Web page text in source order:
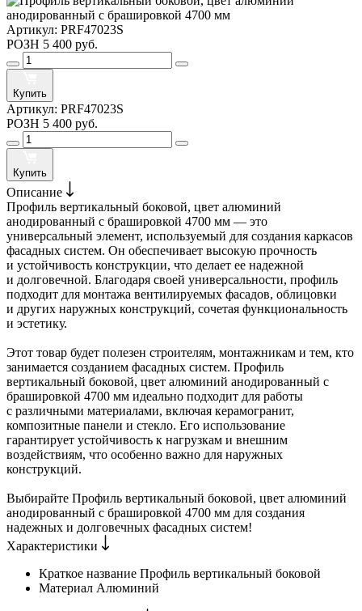
Артикул: PRF47023S
РОЗН 5 400 руб.
Купить
Артикул: PRF47023S
РОЗН 5 400 руб.
Купить
Описание
Профиль вертикальный боковой, цвет алюминий
анодированный с брашировкой 4700 мм — это
универсальный элемент, используемый для создания каркасов
фасадных систем. Он обеспечивает высокую прочность
и устойчивость конструкции, что делает ее надежной
и долговечной. Благодаря своей универсальности, профиль
подходит для монтажа вентилируемых фасадов, облицовки
и других наружных конструкций, сочетая функциональность
и эстетику.
Этот товар будет полезен строителям, монтажникам и тем, кто
занимается созданием фасадных систем. Профиль
вертикальный боковой, цвет алюминий анодированный с
брашировкой 4700 мм идеально подходит для работы
с различными материалами, включая керамогранит,
композитные панели и стекло. Его использование
гарантирует устойчивость к нагрузкам и внешним
воздействиям, что особенно важно для наружных
конструкций.
Выбирайте Профиль вертикальный боковой, цвет алюминий
анодированный с брашировкой 4700 мм для создания
надежных и долговечных фасадных систем!
Характеристики
Краткое название Профиль вертикальный боковой
Материал Алюминий